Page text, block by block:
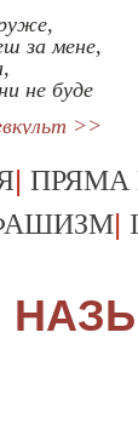
за мене,
не буде
>>
| ПРЯМА
|